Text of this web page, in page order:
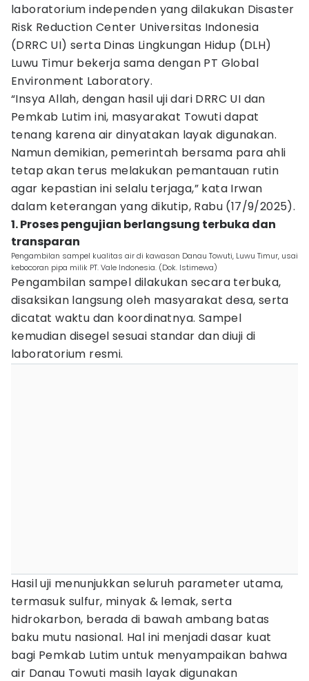
laboratorium independen yang dilakukan Disaster
Risk Reduction Center Universitas Indonesia
(DRRC UI) serta Dinas Lingkungan Hidup (DLH)
Luwu Timur bekerja sama dengan PT Global
Environment Laboratory.
“Insya Allah, dengan hasil uji dari DRRC UI dan
Pemkab Lutim ini, masyarakat Towuti dapat
tenang karena air dinyatakan layak digunakan.
Namun demikian, pemerintah bersama para ahli
tetap akan terus melakukan pemantauan rutin
agar kepastian ini selalu terjaga,” kata Irwan
dalam keterangan yang dikutip, Rabu (17/9/2025).
1. Proses pengujian berlangsung terbuka dan
transparan
Pengambilan sampel kualitas air di kawasan Danau Towuti, Luwu Timur, usai
kebocoran pipa milik PT. Vale Indonesia. (Dok. Istimewa)
Pengambilan sampel dilakukan secara terbuka,
disaksikan langsung oleh masyarakat desa, serta
dicatat waktu dan koordinatnya. Sampel
kemudian disegel sesuai standar dan diuji di
laboratorium resmi.
Hasil uji menunjukkan seluruh parameter utama,
termasuk sulfur, minyak & lemak, serta
hidrokarbon, berada di bawah ambang batas
baku mutu nasional. Hal ini menjadi dasar kuat
bagi Pemkab Lutim untuk menyampaikan bahwa
air Danau Towuti masih layak digunakan